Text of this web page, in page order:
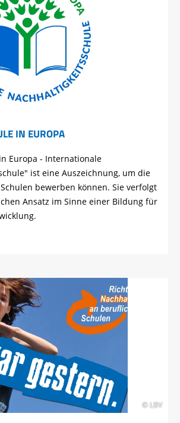
IN EUROPA
Europa - Internationale
ist eine Auszeichnung, um die
bewerben können. Sie verfolgt
Ansatz im Sinne einer Bildung für
© LBV